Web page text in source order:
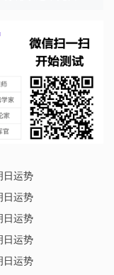
日运势
日运势
日运势
日运势
日运势